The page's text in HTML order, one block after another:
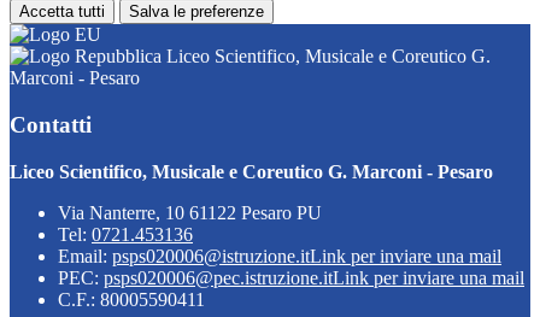
Accetta tutti Salva le preferenze
Liceo Scientifico, Musicale e Coreutico G.
Marconi - Pesaro
Contatti
Liceo Scientifico, Musicale e Coreutico G. Marconi - Pesaro
Via Nanterre, 10 61122 Pesaro PU
Tel: 0721.453136
Email: psps020006@istruzione.itLink per inviare una mail
PEC: psps020006@pec.istruzione.itLink per inviare una mail
C.F.: 80005590411